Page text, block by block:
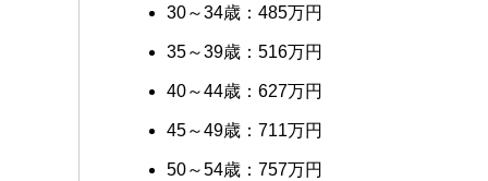
30～34歳：485万円
35～39歳：516万円
40～44歳：627万円
45～49歳：711万円
50～54歳：757万円